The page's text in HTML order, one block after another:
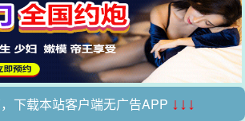
下载本站客户端无广告APP ↓↓↓